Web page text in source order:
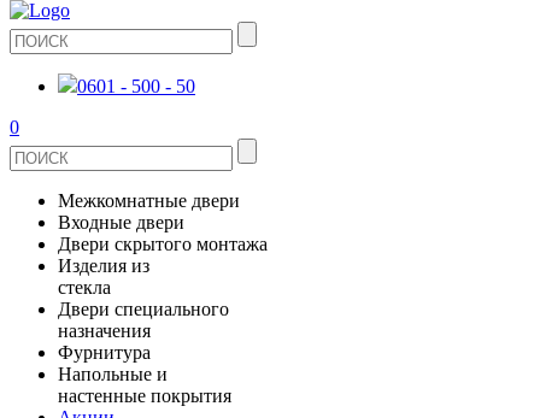
0601 - 500 - 50
0
Межкомнатные двери
ШПОНИРОВАНЫЕ
ЭКОШПОН
ЭМАЛЬ
ИЗ МАССИВА СОСНЫ
Входные двери
МЕТАЛЛИЧЕСКИЕ ДВЕРИ
В КВАРТИРУ
ДЛЯ ДОМА
Двери скрытого монтажа
СТЕКЛЯННЫЕ
ЗЕРКАЛЬНЫЕ
КЕРАМОГРАНИТ
Изделия из
стекла
ДВЕРИ
ДУШЕВЫЕ КАБИНЫ И ПЕРЕГОРОДКИ
Двери специального
назначения
ПРОТИВОПОЖАРНЫЕ
Фурнитура
ДВЕРНЫЕ РУЧКИ
Напольные и
настенные покрытия